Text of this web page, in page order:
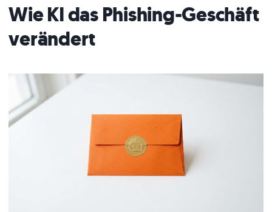
Wie KI das Phishing-Geschäft
verändert